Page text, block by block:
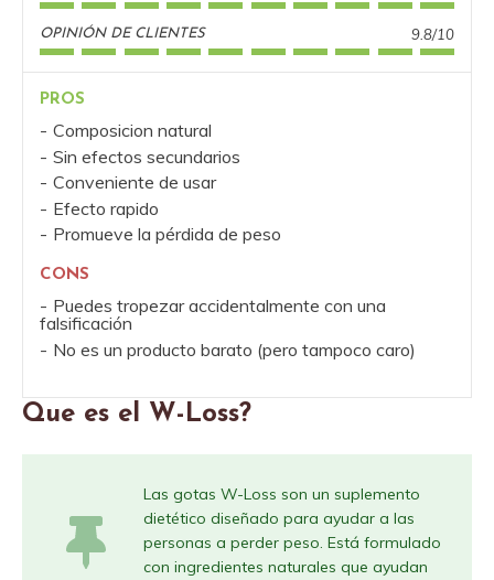
OPINIÓN DE CLIENTES 9.8/10
PROS
Composicion natural
Sin efectos secundarios
Conveniente de usar
Efecto rapido
Promueve la pérdida de peso
CONS
Puedes tropezar accidentalmente con una
falsificación
No es un producto barato (pero tampoco caro)
Que es el W-Loss?
Las gotas W-Loss son un suplemento
dietético diseñado para ayudar a las
personas a perder peso. Está formulado
con ingredientes naturales que ayudan